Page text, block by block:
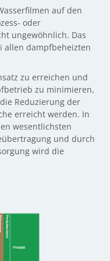
auf den
oder
ungewöhnlich. Das
allen dampfbeheizten
zu erreichen und
zu minimieren,
Reduzierung der
erreicht werden. In
wesentlichsten
und durch
wird die